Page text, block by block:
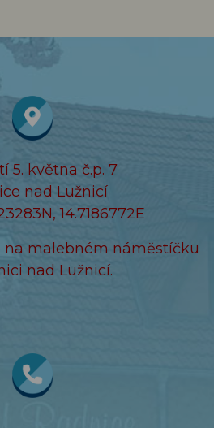
5. května č.p. 7
nad Lužnicí
14.7186772E
na malebném náměstíčku
nad Lužnicí.